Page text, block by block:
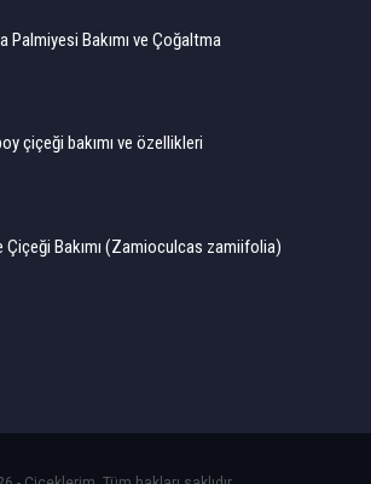
Palmiyesi Bakımı ve Çoğaltma
çiçeği bakımı ve özellikleri
Çiçeği Bakımı (Zamioculcas zamiifolia)